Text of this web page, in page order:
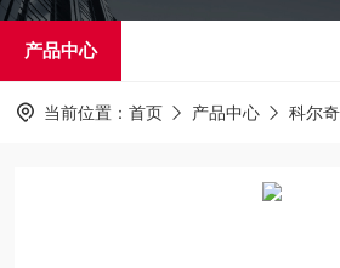
产品中心
当前位置： 首页 产品中心 科尔